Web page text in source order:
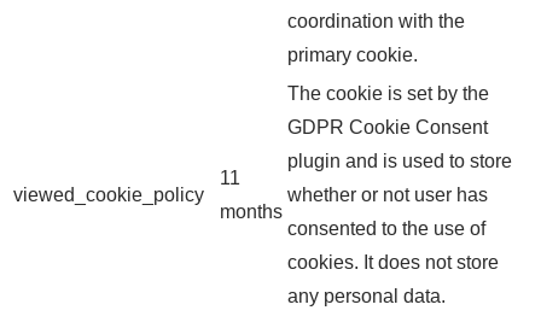
coordination with the
primary cookie.
viewed_cookie_policy
11
months
The cookie is set by the
GDPR Cookie Consent
plugin and is used to store
whether or not user has
consented to the use of
cookies. It does not store
any personal data.